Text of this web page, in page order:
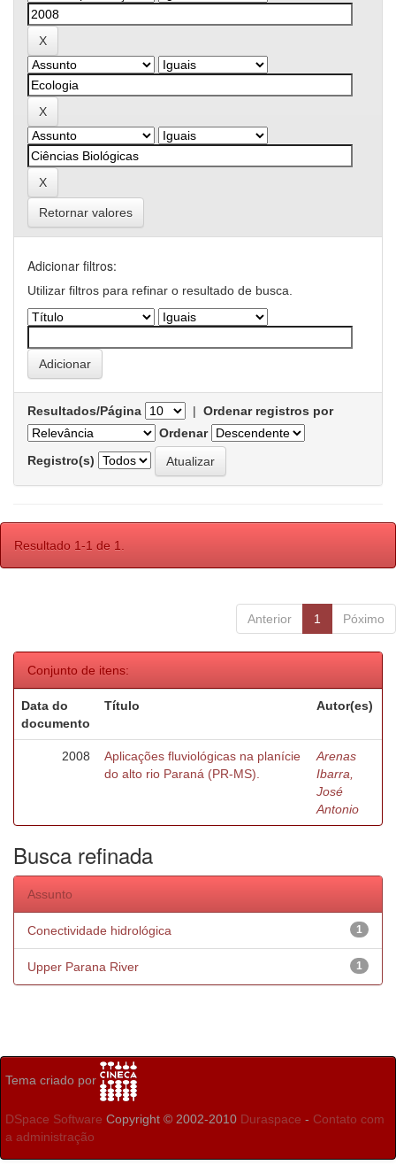
Retornar valores
Adicionar filtros:
Utilizar filtros para refinar o resultado de busca.
Resultados/Página | Ordenar registros por
Ordenar
Registro(s)
Resultado 1-1 de 1.
Anterior 1 Póximo
Conjunto de itens:
Data do
documento
Título Autor(es)
2008
Aplicações fluviológicas na planície
do alto rio Paraná (PR-MS).
Arenas
Ibarra,
José
Antonio
Busca refinada
Assunto
1
Conectividade hidrológica
1
Upper Parana River
Tema criado por
DSpace Software Copyright © 2002-2010 Duraspace - Contato com
a administração